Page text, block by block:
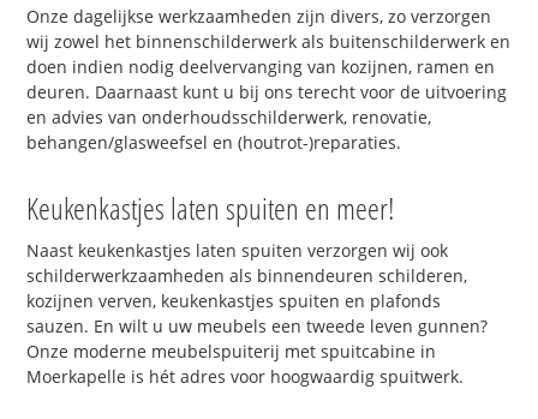
Onze dagelijkse werkzaamheden zijn divers, zo verzorgen
wij zowel het binnenschilderwerk als buitenschilderwerk en
doen indien nodig deelvervanging van kozijnen, ramen en
deuren. Daarnaast kunt u bij ons terecht voor de uitvoering
en advies van onderhoudsschilderwerk, renovatie,
behangen/glasweefsel en (houtrot-)reparaties.
Keukenkastjes laten spuiten en meer!
Naast keukenkastjes laten spuiten verzorgen wij ook
schilderwerkzaamheden als binnendeuren schilderen,
kozijnen verven, keukenkastjes spuiten en plafonds
sauzen. En wilt u uw meubels een tweede leven gunnen?
Onze moderne meubelspuiterij met spuitcabine in
Moerkapelle is hét adres voor hoogwaardig spuitwerk.